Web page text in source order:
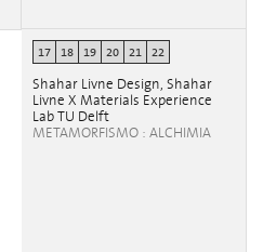
17 18 19 20 21 22
Shahar Livne Design, Shahar
Livne X Materials Experience
Lab TU Delft
METAMORFISMO : ALCHIMIA